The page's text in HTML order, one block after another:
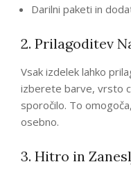
Darilni paketi in
2. Prilagoditev
Vsak izdelek lahko
izberete barve, vrsto
sporočilo. To
osebno.
3. Hitro in